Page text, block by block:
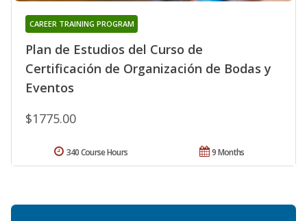
Plan de Estudios del Curso de
Certificación de Organización de Bodas y
Eventos
CAREER TRAINING PROGRAM
$1775.00
9 Months
340 Course Hours